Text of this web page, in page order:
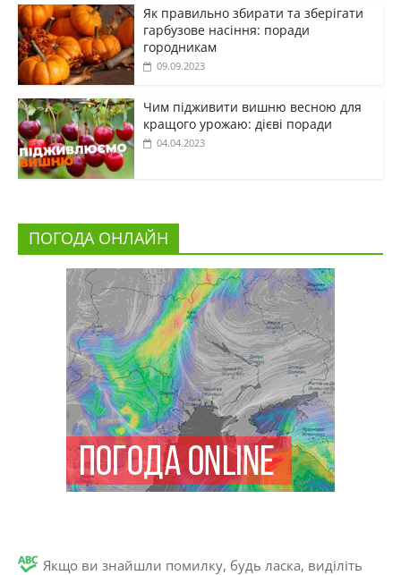
Як правильно збирати та зберігати
гарбузове насіння: поради
городникам
09.09.2023
Чим підживити вишню весною для
кращого урожаю: дієві поради
04.04.2023
ПОГОДА ОНЛАЙН
Якщо ви знайшли помилку, будь ласка, виділіть